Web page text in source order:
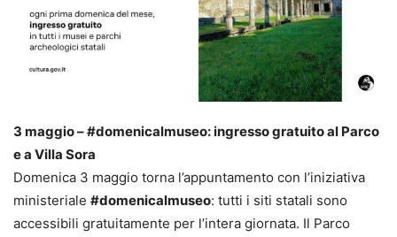
3 maggio – #domenicalmuseo: ingresso gratuito al Parco
e a Villa Sora
Domenica 3 maggio torna l’appuntamento con l’iniziativa
ministeriale #domenicalmuseo: tutti i siti statali sono
accessibili gratuitamente per l’intera giornata. Il Parco